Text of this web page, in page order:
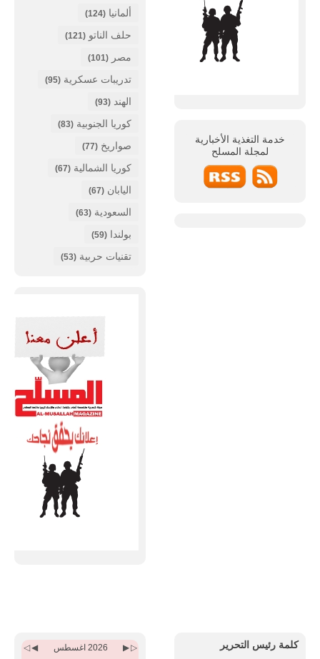
خدمة التغذية الأخبارية
لمجلة المسلح
ألمانيا (124)
حلف الناتو (121)
مصر (101)
تدريبات عسكرية (95)
الهند (93)
كوريا الجنوبية (83)
صواريخ (77)
كوريا الشمالية (67)
اليابان (67)
السعودية (63)
بولندا (59)
تقنيات حربية (53)
كلمة رئيس التحرير
Month
Year
Month2026 اغسطس